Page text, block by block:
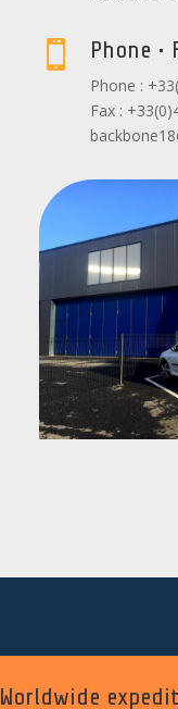
 Phone •
Phone :
Fax :
Worldwide